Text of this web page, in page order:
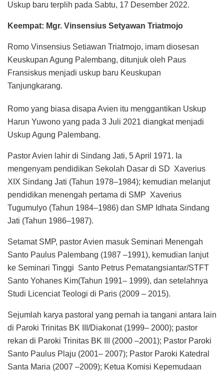
Uskup baru terplih pada Sabtu, 17 Desember 2022.
Keempat: Mgr. Vinsensius Setyawan Triatmojo
Romo Vinsensius Setiawan Triatmojo, imam diosesan
Keuskupan Agung Palembang, ditunjuk oleh Paus
Fransiskus menjadi uskup baru Keuskupan
Tanjungkarang.
Romo yang biasa disapa Avien itu menggantikan Uskup
Harun Yuwono yang pada 3 Juli 2021 diangkat menjadi
Uskup Agung Palembang.
Pastor Avien lahir di Sindang Jati, 5 April 1971. Ia
mengenyam pendidikan Sekolah Dasar di SD Xaverius
XIX Sindang Jati (Tahun 1978–1984); kemudian melanjut
pendidikan menengah pertama di SMP Xaverius
Tugumulyo (Tahun 1984–1986) dan SMP Idhata Sindang
Jati (Tahun 1986–1987).
Setamat SMP, pastor Avien masuk Seminari Menengah
Santo Paulus Palembang (1987 –1991), kemudian lanjut
ke Seminari Tinggi Santo Petrus Pematangsiantar/STFT
Santo Yohanes Kim(Tahun 1991– 1999), dan setelahnya
Studi Licenciat Teologi di Paris (2009 – 2015).
Sejumlah karya pastoral yang pernah ia tangani antara lain
di Paroki Trinitas BK III/Diakonat (1999– 2000); pastor
rekan di Paroki Trinitas BK III (2000 –2001); Pastor Paroki
Santo Paulus Plaju (2001– 2007); Pastor Paroki Katedral
Santa Maria (2007 –2009); Ketua Komisi Kepemudaan